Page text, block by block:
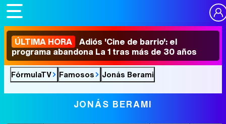
ÚLTIMA HORA Adiós 'Cine de barrio': el
programa abandona La 1 tras más de 30 años
FórmulaTV Famosos Jonás Berami
JONÁS BERAMI